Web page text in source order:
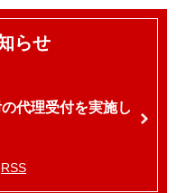
らせ
代理受付を実施し
RSS